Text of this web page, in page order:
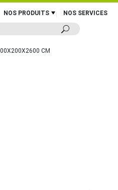
NOS PRODUITS NOS SERVICES
CM